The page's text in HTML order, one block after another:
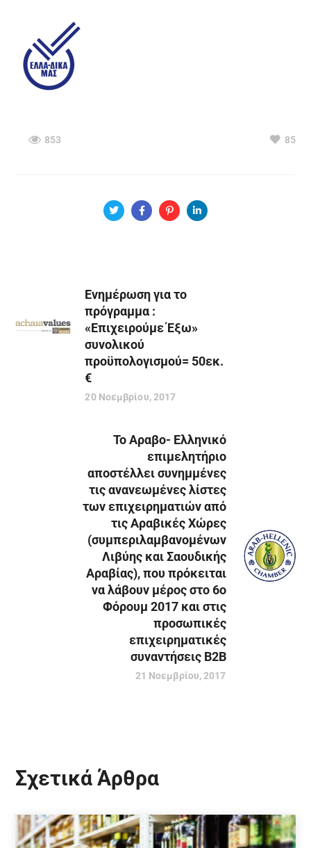
853 85
Eνημέρωση για το
πρόγραμμα :
«Επιχειρούμε Έξω»
συνολικού
προϋπολογισμού= 50εκ.
€
20 Νοεμβρίου, 2017
Το Αραβο- Ελληνικό
επιμελητήριο
αποστέλλει συνημμένες
τις ανανεωμένες λίστες
των επιχειρηματιών από
τις Αραβικές Χώρες
(συμπεριλαμβανομένων
Λιβύης και Σαουδικής
Αραβίας), που πρόκειται
να λάβουν μέρος στο 6ο
Φόρουμ 2017 και στις
προσωπικές
επιχειρηματικές
συναντήσεις Β2Β
21 Νοεμβρίου, 2017
Σχετικά Άρθρα